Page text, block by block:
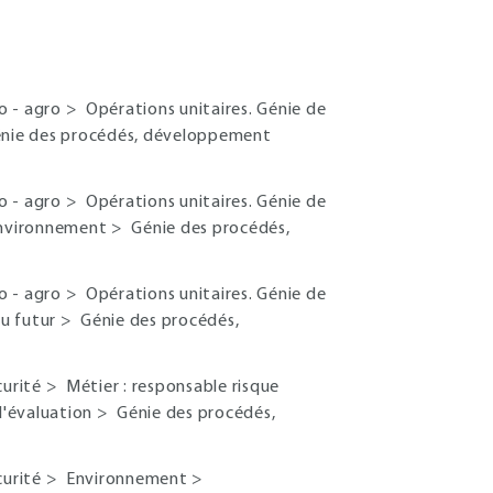
- agro > Opérations unitaires. Génie de
des procédés, développement
- agro > Opérations unitaires. Génie de
>Génie des procédés,
- agro > Opérations unitaires. Génie de
futur > Génie des procédés,
>
Métier : responsable risque
> Génie des procédés,
> Environnement >